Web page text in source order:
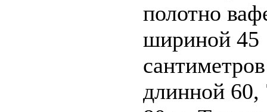
полотно
шириной 45
длинной 60,